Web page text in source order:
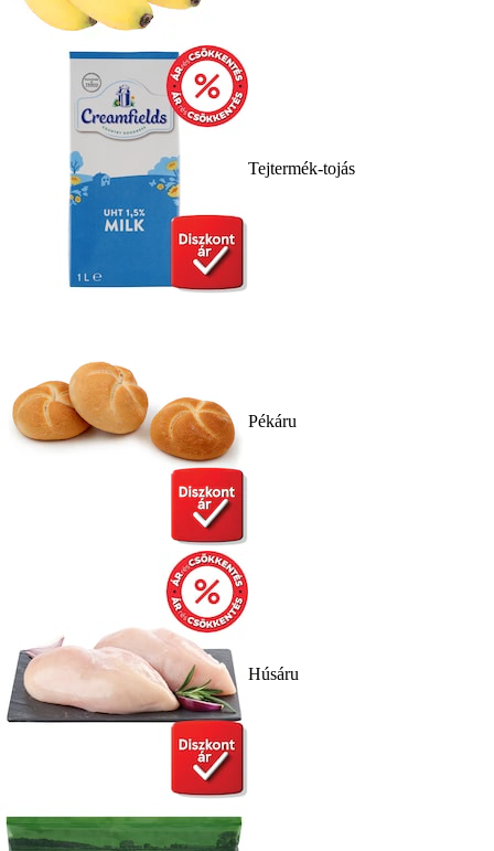
Tejtermék-tojás
Pékáru
Húsáru